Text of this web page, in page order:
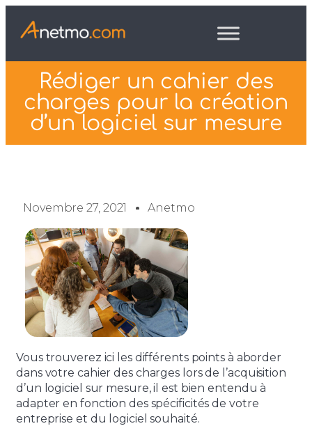
Rédiger un cahier des
charges pour la création
d’un logiciel sur mesure
Novembre 27, 2021 Anetmo
Vous trouverez ici les différents points à aborder
dans votre cahier des charges lors de l’acquisition
d’un logiciel sur mesure, il est bien entendu à
adapter en fonction des spécificités de votre
entreprise et du logiciel souhaité.